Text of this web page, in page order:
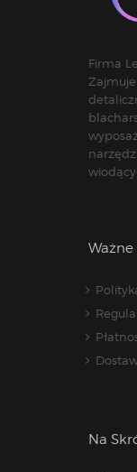
Firma
Ważne
Na